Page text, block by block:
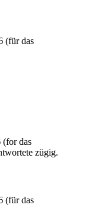
(für das
das
zügig.
(für das